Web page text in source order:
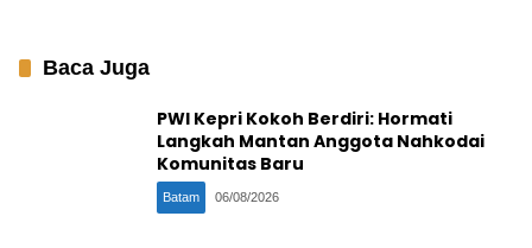
Baca Juga
PWI Kepri Kokoh Berdiri: Hormati
Langkah Mantan Anggota Nahkodai
Komunitas Baru
Batam 06/08/2026